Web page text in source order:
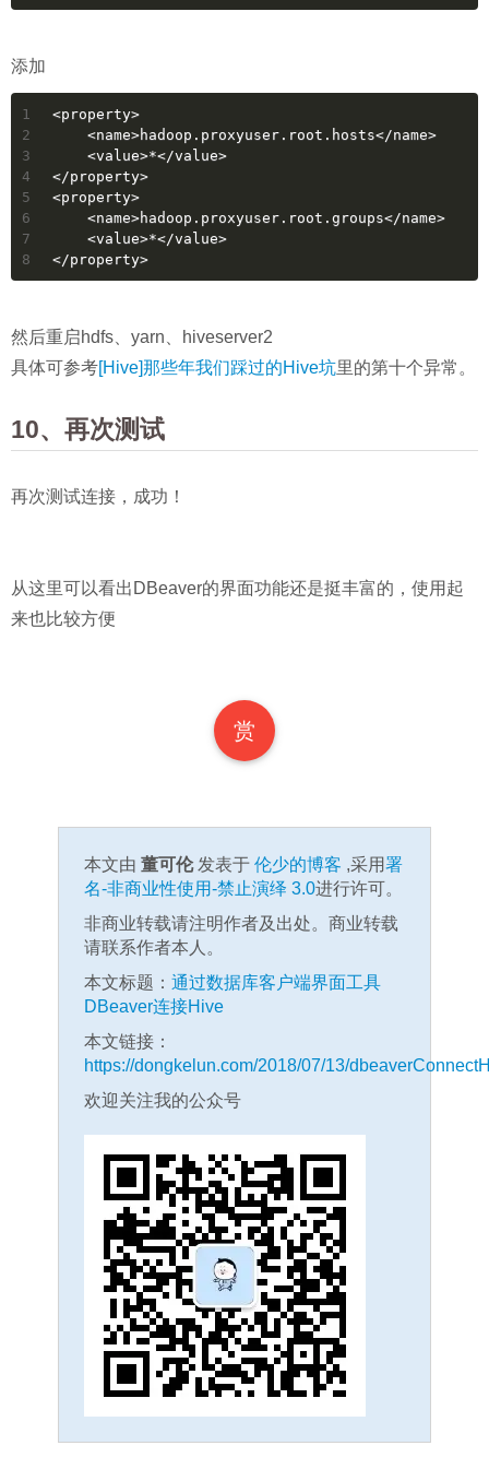
添加
1
2
3
4
5
6
7
8
<property>
    <name>hadoop.proxyuser.root.hosts</name>
    <value>*</value>
</property>
<property>
    <name>hadoop.proxyuser.root.groups</name>
    <value>*</value>
</property>
然后重启hdfs、yarn、hiveserver2
具体可参考[Hive]那些年我们踩过的Hive坑里的第十个异常。
10、再次测试
再次测试连接，成功！
从这里可以看出DBeaver的界面功能还是挺丰富的，使用起
来也比较方便
赏
本文由 董可伦发表于 伦少的博客 ,采用署
名-非商业性使用-禁止演绎 3.0进行许可。
非商业转载请注明作者及出处。商业转载
请联系作者本人。
本文标题： 通过数据库客户端界面工具
DBeaver连接Hive
本文链接：
https://dongkelun.com/2018/07/13/
欢迎关注我的公众号